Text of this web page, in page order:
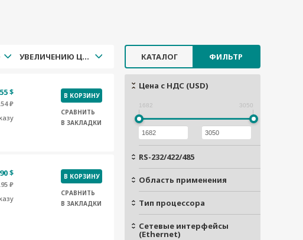
КАТАЛОГ ФИЛЬТР
Цена с НДС (USD)
1682 3050
RS-232/422/485
Область применения
Тип процессора
Сетевые интерфейсы
(Ethernet)
УВЕЛИЧЕНИЮ ЦЕНЫ
$
₽
В КОРЗИНУ
СРАВНИТЬ
В ЗАКЛАДКИ
$
₽
В КОРЗИНУ
СРАВНИТЬ
В ЗАКЛАДКИ